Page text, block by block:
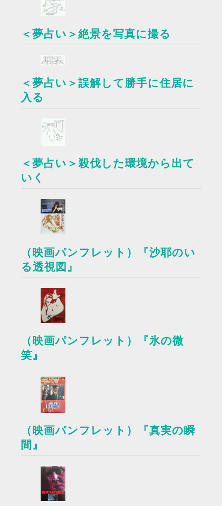
＜夢占い＞絶景を写真に撮る
＜夢占い＞誤解して勝手に住居に
入る
＜夢占い＞殺伐した環境から出て
いく
（映画パンフレット）『沙耶のい
る透視図』
（映画パンフレット）『氷の微
笑』
（映画パンフレット）『真実の瞬
間』